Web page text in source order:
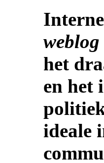
weblog
het
en het
ideale